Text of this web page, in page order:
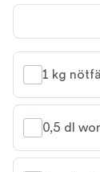
1 kg
0,5 dl